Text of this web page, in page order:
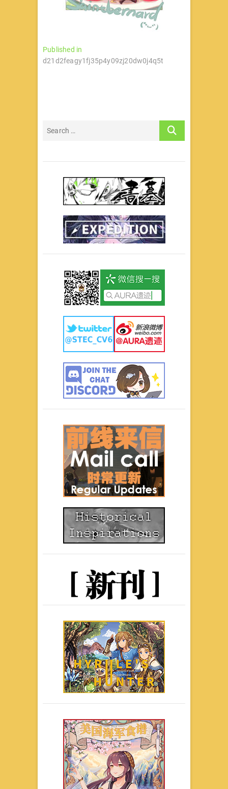
文
章
Published in
d21d2feagy1fj35p4y09zj20dw0j4q5t